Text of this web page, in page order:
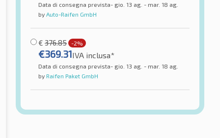
Data di consegna prevista- gio. 13 ag. - mar. 18 ag.
by Auto-Raifen GmbH
€ 376.85 -2%
€369.31IVA inclusa*
Data di consegna prevista- gio. 13 ag. - mar. 18 ag.
by Raifen Paket GmbH